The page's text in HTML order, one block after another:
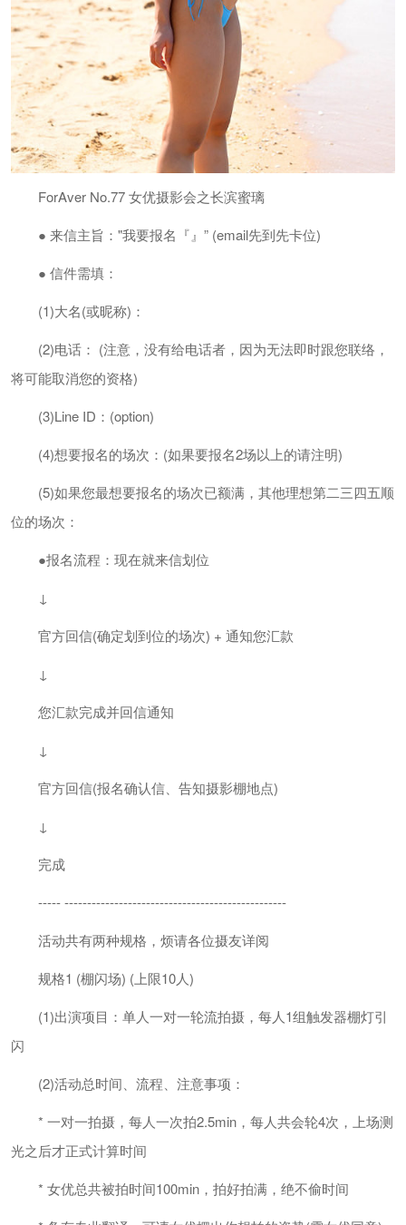
ForAver No.77 女优摄影会之长滨蜜璃
● 来信主旨："我要报名『』” (email先到先卡位)
● 信件需填：
(1)大名(或昵称)：
(2)电话： (注意，没有给电话者，因为无法即时跟您联络，
将可能取消您的资格)
(3)Line ID：(option)
(4)想要报名的场次：(如果要报名2场以上的请注明)
(5)如果您最想要报名的场次已额满，其他理想第二三四五顺
位的场次：
●报名流程：现在就来信划位
↓
官方回信(确定划到位的场次) + 通知您汇款
↓
您汇款完成并回信通知
↓
官方回信(报名确认信、告知摄影棚地点)
↓
完成
----- -------------------------------------------------
活动共有两种规格，烦请各位摄友详阅
规格1 (棚闪场) (上限10人)
(1)出演项目：单人一对一轮流拍摄，每人1组触发器棚灯引
闪
(2)活动总时间、流程、注意事项：
* 一对一拍摄，每人一次拍2.5min，每人共会轮4次，上场测
光之后才正式计算时间
* 女优总共被拍时间100min，拍好拍满，绝不偷时间